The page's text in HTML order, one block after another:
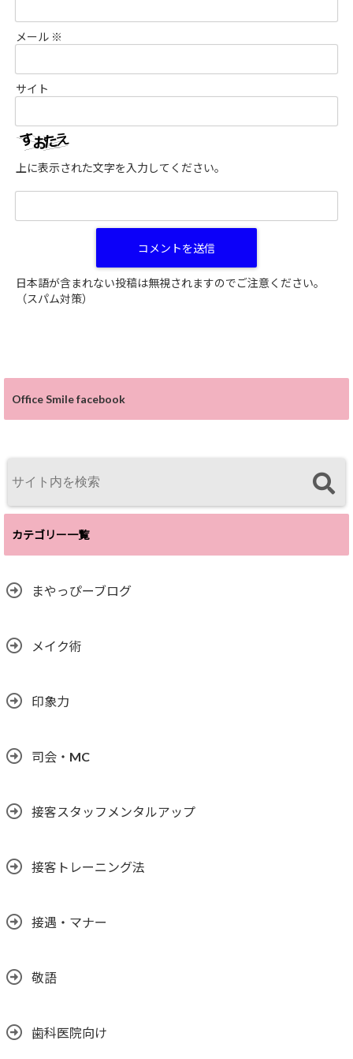
メール ※
サイト
上に表示された文字を入力してください。
日本語が含まれない投稿は無視されますのでご注意ください。
（スパム対策）
Office Smile facebook
カテゴリー一覧
まやっぴーブログ
メイク術
印象力
司会・MC
接客スタッフメンタルアップ
接客トレーニング法
接遇・マナー
敬語
歯科医院向け